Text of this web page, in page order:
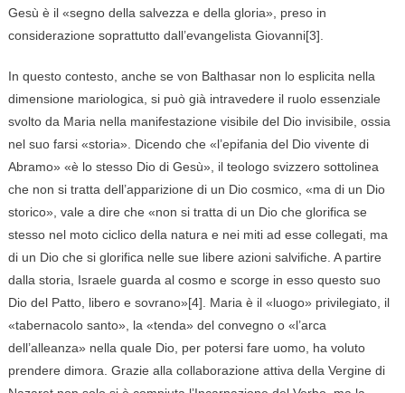
Gesù è il «segno della salvezza e della gloria», preso in
considerazione soprattutto dall’evangelista Giovanni[3].
In questo contesto, anche se von Balthasar non lo esplicita nella
dimensione mariologica, si può già intravedere il ruolo essenziale
svolto da Maria nella manifestazione visibile del Dio invisibile, ossia
nel suo farsi «storia». Dicendo che «l’epifania del Dio vivente di
Abramo» «è lo stesso Dio di Gesù», il teologo svizzero sottolinea
che non si tratta dell’apparizione di un Dio cosmico, «ma di un Dio
storico», vale a dire che «non si tratta di un Dio che glorifica se
stesso nel moto ciclico della natura e nei miti ad esse collegati, ma
di un Dio che si glorifica nelle sue libere azioni salvifiche. A partire
dalla storia, Israele guarda al cosmo e scorge in esso questo suo
Dio del Patto, libero e sovrano»[4]. Maria è il «luogo» privilegiato, il
«tabernacolo santo», la «tenda» del convegno o «l’arca
dell’alleanza» nella quale Dio, per potersi fare uomo, ha voluto
prendere dimora. Grazie alla collaborazione attiva della Vergine di